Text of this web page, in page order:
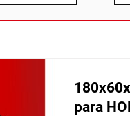
para